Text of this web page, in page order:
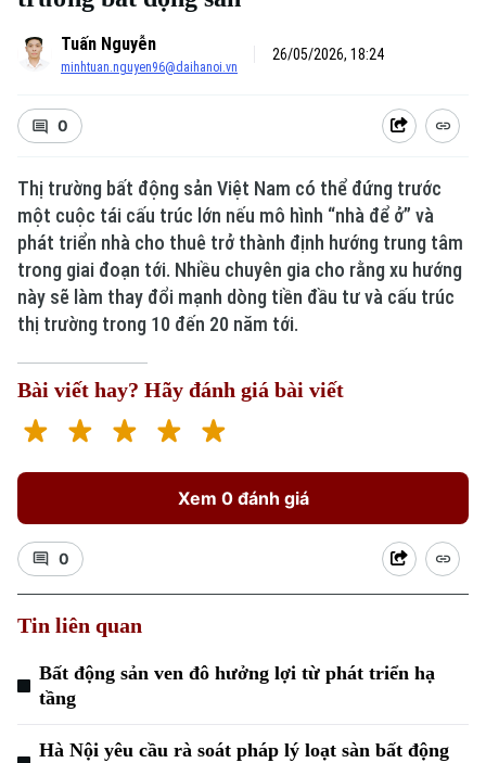
Tuấn Nguyễn
minhtuan.nguyen96@daihanoi.vn
26/05/2026, 18:24
0
Thị trường bất động sản Việt Nam có thể đứng trước
một cuộc tái cấu trúc lớn nếu mô hình “nhà để ở” và
phát triển nhà cho thuê trở thành định hướng trung tâm
trong giai đoạn tới. Nhiều chuyên gia cho rằng xu hướng
này sẽ làm thay đổi mạnh dòng tiền đầu tư và cấu trúc
thị trường trong 10 đến 20 năm tới.
Bài viết hay? Hãy đánh giá bài viết
Xem 0 đánh giá
0
Tin liên quan
Bất động sản ven đô hưởng lợi từ phát triển hạ
tầng
Hà Nội yêu cầu rà soát pháp lý loạt sàn bất động